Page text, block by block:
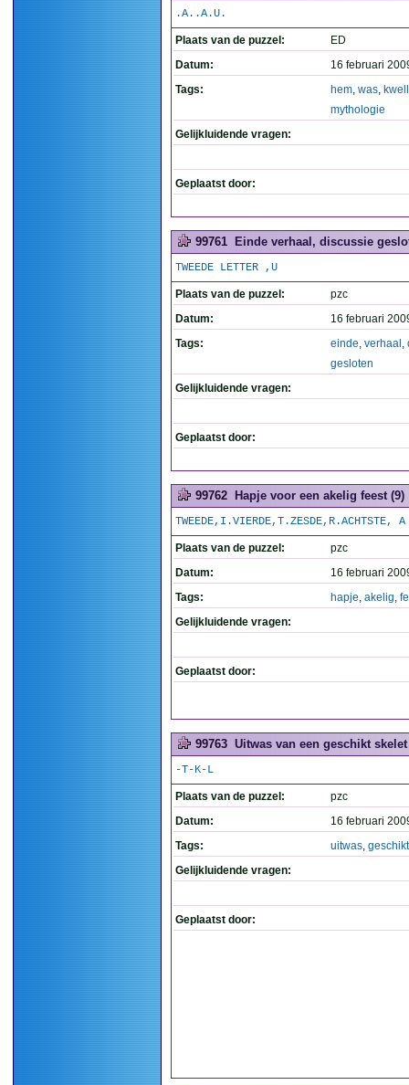
.A..A.U.
Plaats van de puzzel:
ED
Datum:
16 februari
Tags:
hem, was,
mythologie
Gelijkluidende vragen:
Geplaatst door:
99761 Einde verhaal, discussie
TWEEDE LETTER ,U
Plaats van de puzzel:
pzc
Datum:
16 februari
Tags:
einde, verhaal ,
gesloten
Gelijkluidende vragen:
Geplaatst door:
99762 Hapje voor een akelig feest (9)
TWEEDE,I.VIERDE,T.ZESDE,R.ACHTSTE, A
Plaats van de puzzel:
pzc
Datum:
16 februari
Tags:
hapje, akelig,
Gelijkluidende vragen:
Geplaatst door:
99763 Uitwas van een geschikt skelet
-T-K-L
Plaats van de puzzel:
pzc
Datum:
16 februari
Tags:
uitwas, geschikt
Gelijkluidende vragen:
Geplaatst door: